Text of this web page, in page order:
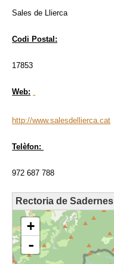
Sales de Llierca
Codi Postal:
17853
Web:
http://www.salesdellierca.cat
Telèfon:
972 687 788
Rectoria de Sadernes
loading map - please wait...
+
-